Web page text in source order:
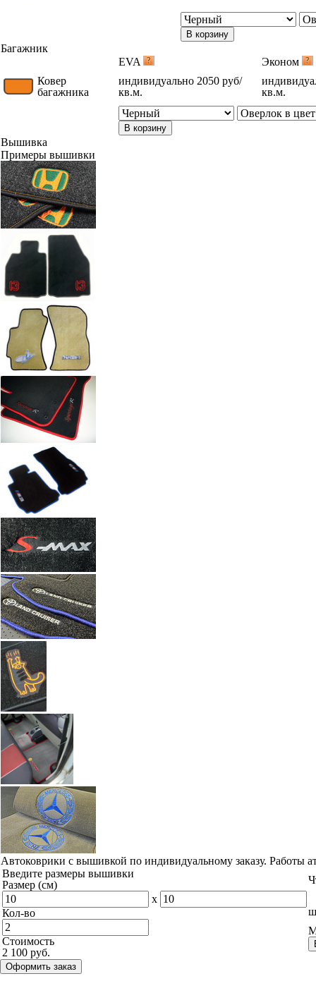
В корзину
Багажник
EVA
Эконом
Ковер
багажника
индивидуально 2050 руб/
кв.м.
кв.м.
В корзину
Вышивка
Примеры вышивки
Автоковрики с вышивкой по индивидуальному заказу. Работы
Введите размеры вышивки
Размер (см)
x
Кол-во
Стоимость
2 100 руб.
Оформить заказ